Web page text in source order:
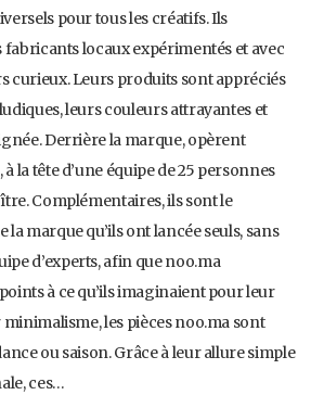
pour tous les créatifs. Ils
fabricants locaux expérimentés et avec
curieux. Leurs produits sont appréciés
leurs couleurs attrayantes et
Derrière la marque, opèrent
la tête d’une équipe de 25 personnes
Complémentaires, ils sont le
marque qu’ils ont lancée seuls, sans
d’experts, afin que noo.ma
à ce qu’ils imaginaient pour leur
minimalisme, les pièces noo.ma sont
ou saison. Grâce à leur allure simple
ces…